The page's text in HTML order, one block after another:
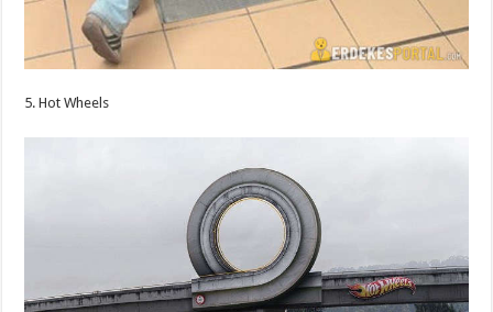
5. Hot Wheels